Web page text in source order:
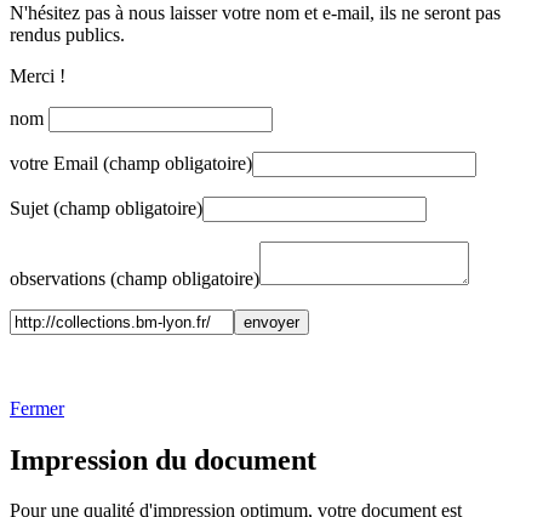
N'hésitez pas à nous laisser votre nom et e-mail, ils ne seront pas
rendus publics.
Merci !
nom
votre Email (champ obligatoire)
Sujet (champ obligatoire)
observations (champ obligatoire)
Fermer
Impression du document
Pour une qualité d'impression optimum, votre document est